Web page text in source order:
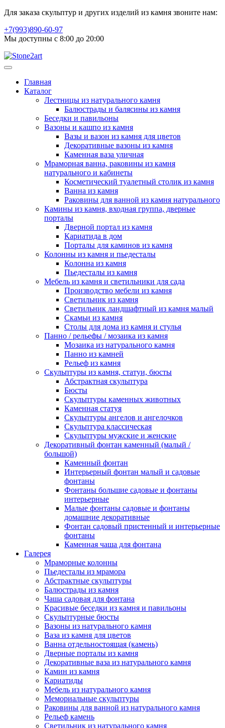
Для заказа скульптур и других изделий из камня звоните нам:
+7(993)890-60-97
Мы доступны с 8:00 до 20:00
Главная
Каталог
Лестницы из натурального камня
Балюстрады и балясины из камня
Беседки и павильоны
Вазоны и кашпо из камня
Вазы и вазон из камня для цветов
Декоративные вазоны из камня
Каменная ваза уличная
Мраморная ванна, раковины из камня
натурального и кабинеты
Косметический туалетный столик из камня
Ванна из камня
Раковины для ванной из камня натурального
Камины из камня, входная группа, дверные
порталы
Дверной портал из камня
Кариатида в дом
Порталы для каминов из камня
Колонны из камня и пьедесталы
Колонна из камня
Пьедесталы из камня
Мебель из камня и светильники для сада
Производство мебели из камня
Светильник из камня
Светильник ландшафтный из камня малый
Скамьи из камня
Столы для дома из камня и стулья
Панно / рельефы / мозаика из камня
Мозаика из натурального камня
Панно из камней
Рельеф из камня
Скульптуры из камня, статуи, бюсты
Абстрактная скульптура
Бюсты
Скульптуры каменных животных
Каменная статуя
Скульптуры ангелов и ангелочков
Скульптура классическая
Скульптуры мужские и женские
Декоративный фонтан каменный (малый /
большой)
Каменный фонтан
Интерьерный фонтан малый и садовые
фонтаны
Фонтаны большие садовые и фонтаны
интерьерные
Малые фонтаны садовые и фонтаны
домашние декоративные
Фонтан садовый пристенный и интерьерные
фонтаны
Каменная чаша для фонтана
Галерея
Мраморные колонны
Пьедесталы из мрамора
Абстрактные скульптуры
Балюстрады из камня
Чаша садовая для фонтана
Красивые беседки из камня и павильоны
Скульптурные бюсты
Вазоны из натурального камня
Ваза из камня для цветов
Ванна отдельностоящая (камень)
Дверные порталы из камня
Декоративные ваза из натурального камня
Камин из камня
Кариатиды
Мебель из натурального камня
Мемориальные скульптуры
Раковины для ванной из натурального камня
Рельеф камень
Светильник из натурального камня